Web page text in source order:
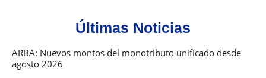
Últimas Noticias
ARBA: Nuevos montos del monotributo unificado desde
agosto 2026